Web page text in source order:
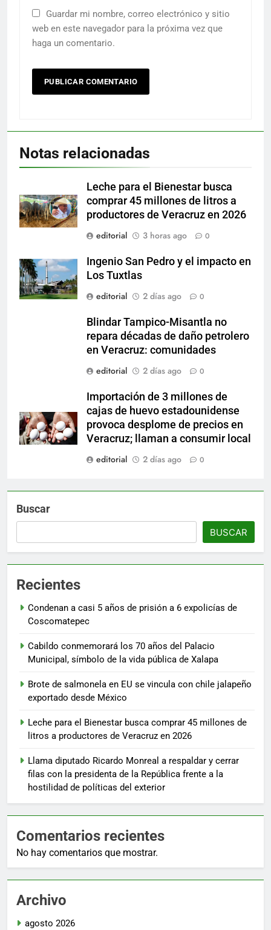
Guardar mi nombre, correo electrónico y sitio
web en este navegador para la próxima vez que
haga un comentario.
Notas relacionadas
Leche para el Bienestar busca
comprar 45 millones de litros a
productores de Veracruz en 2026
editorial
3 horas ago 0
Ingenio San Pedro y el impacto en
Los Tuxtlas
editorial
2 días ago 0
Blindar Tampico-Misantla no
repara décadas de daño petrolero
en Veracruz: comunidades
editorial
2 días ago 0
Importación de 3 millones de
cajas de huevo estadounidense
provoca desplome de precios en
Veracruz; llaman a consumir local
editorial
2 días ago 0
Buscar
BUSCAR
Recientes
Condenan a casi 5 años de prisión a 6 expolicías de
Coscomatepec
Cabildo conmemorará los 70 años del Palacio
Municipal, símbolo de la vida pública de Xalapa
Brote de salmonela en EU se vincula con chile jalapeño
exportado desde México
Leche para el Bienestar busca comprar 45 millones de
litros a productores de Veracruz en 2026
Llama diputado Ricardo Monreal a respaldar y cerrar
filas con la presidenta de la República frente a la
hostilidad de políticas del exterior
Comentarios recientes
No hay comentarios que mostrar.
Archivo
agosto 2026